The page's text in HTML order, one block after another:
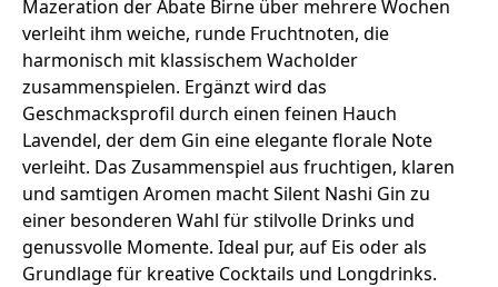
Mazeration der Abate Birne über mehrere Wochen
verleiht ihm weiche, runde Fruchtnoten, die
harmonisch mit klassischem Wacholder
zusammenspielen. Ergänzt wird das
Geschmacksprofil durch einen feinen Hauch
Lavendel, der dem Gin eine elegante florale Note
verleiht. Das Zusammenspiel aus fruchtigen, klaren
und samtigen Aromen macht Silent Nashi Gin zu
einer besonderen Wahl für stilvolle Drinks und
genussvolle Momente. Ideal pur, auf Eis oder als
Grundlage für kreative Cocktails und Longdrinks.